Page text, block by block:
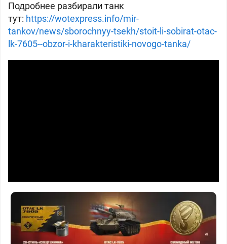
Подробнее разбирали танк
тут: https://wotexpress.info/mir-
tankov/news/sborochnyy-tsekh/stoit-li-sobirat-otac-
lk-7605--obzor-i-kharakteristiki-novogo-tanka/